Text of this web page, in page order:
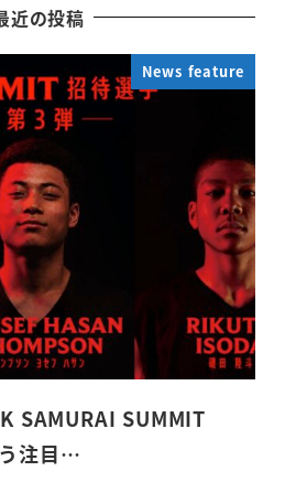
近の投稿
News feature
SAMURAI SUMMIT
注目…